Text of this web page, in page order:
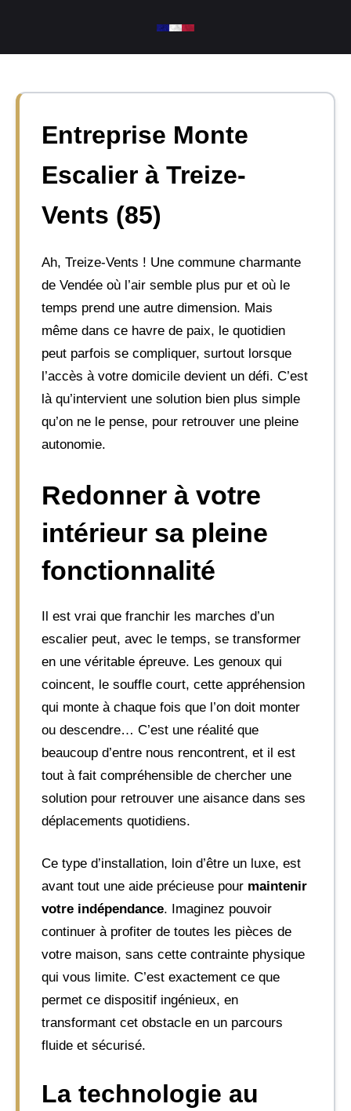
contenu
Entreprise Monte
Escalier à Treize-
Vents (85)
Ah, Treize-Vents ! Une commune charmante
de Vendée où l’air semble plus pur et où le
temps prend une autre dimension. Mais
même dans ce havre de paix, le quotidien
peut parfois se compliquer, surtout lorsque
l’accès à votre domicile devient un défi. C’est
là qu’intervient une solution bien plus simple
qu’on ne le pense, pour retrouver une pleine
autonomie.
Redonner à votre
intérieur sa pleine
fonctionnalité
Il est vrai que franchir les marches d’un
escalier peut, avec le temps, se transformer
en une véritable épreuve. Les genoux qui
coincent, le souffle court, cette appréhension
qui monte à chaque fois que l’on doit monter
ou descendre… C’est une réalité que
beaucoup d’entre nous rencontrent, et il est
tout à fait compréhensible de chercher une
solution pour retrouver une aisance dans ses
déplacements quotidiens.
Ce type d’installation, loin d’être un luxe, est
avant tout une aide précieuse pour maintenir
votre indépendance. Imaginez pouvoir
continuer à profiter de toutes les pièces de
votre maison, sans cette contrainte physique
qui vous limite. C’est exactement ce que
permet ce dispositif ingénieux, en
transformant cet obstacle en un parcours
fluide et sécurisé.
La technologie au